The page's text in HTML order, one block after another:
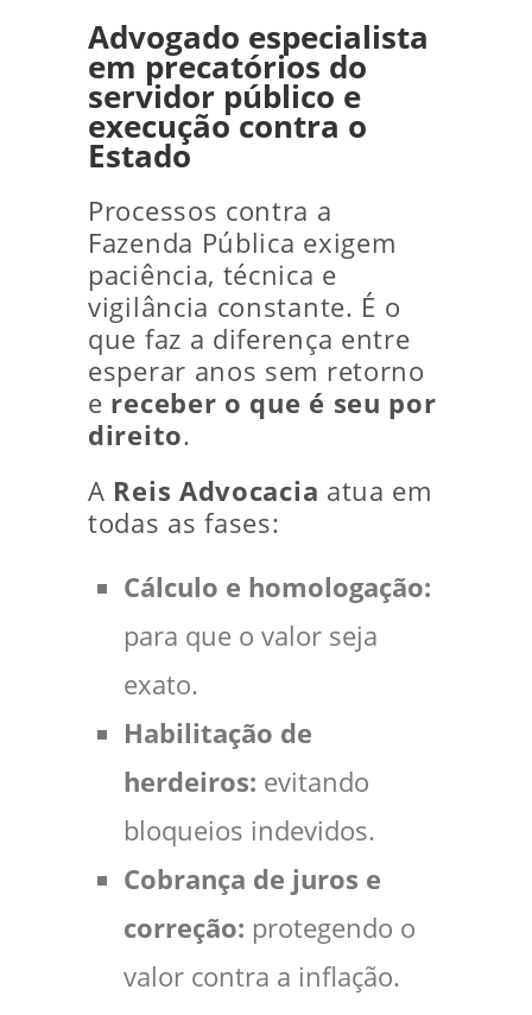
Advogado especialista
em precatórios do
servidor público e
execução contra o
Estado
Processos contra a
Fazenda Pública exigem
paciência, técnica e
vigilância constante. É o
que faz a diferença entre
esperar anos sem retorno
e receber o que é seu por
direito.
A Reis Advocacia atua em
todas as fases:
Cálculo e homologação:
para que o valor seja
exato.
Habilitação de
herdeiros: evitando
bloqueios indevidos.
Cobrança de juros e
correção: protegendo o
valor contra a inflação.